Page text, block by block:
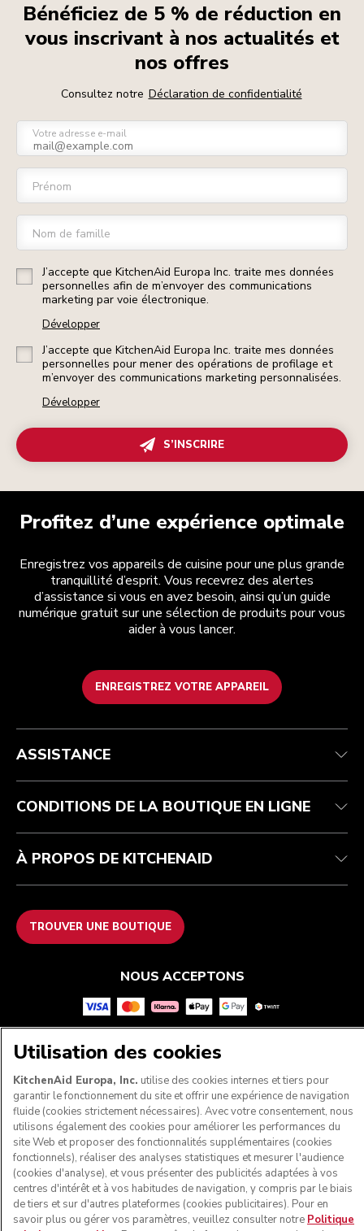
Bénéficiez de 5 % de réduction en
vous inscrivant à nos actualités et
nos offres
Consultez notre Déclaration de confidentialité
Votre adresse e-mail
Prénom
Nom de famille
J’accepte que KitchenAid Europa Inc. traite mes données
personnelles afin de m’envoyer des communications
marketing par voie électronique.
Développer
J’accepte que KitchenAid Europa Inc. traite mes données
personnelles pour mener des opérations de profilage et
m’envoyer des communications marketing personnalisées.
Développer
S’INSCRIRE
Profitez d’une expérience optimale
Enregistrez vos appareils de cuisine pour une plus grande
tranquillité d’esprit. Vous recevrez des alertes
d’assistance si vous en avez besoin, ainsi qu’un guide
numérique gratuit sur une sélection de produits pour vous
aider à vous lancer.
ENREGISTREZ VOTRE APPAREIL
Service après-vente
Garantie et documents
Contactez-nous
Conditions générales de vente
Retours et remboursements
Imprint
ODR
La marque
Trouver une boutique
ASSISTANCE
CONDITIONS DE LA BOUTIQUE EN LIGNE
À PROPOS DE KITCHENAID
TROUVER UNE BOUTIQUE
NOUS ACCEPTONS
SUIVEZ-NOUS
Utilisation des cookies
KitchenAid Europa, Inc. utilise des cookies internes et tiers pour
garantir le fonctionnement du site et offrir une expérience de navigation
fluide (cookies strictement nécessaires). Avec votre consentement, nous
utilisons également des cookies pour améliorer les performances du
site Web et proposer des fonctionnalités supplémentaires (cookies
fonctionnels), réaliser des analyses statistiques et mesurer l'audience
(cookies d'analyse), et vous présenter des publicités adaptées à vos
centres d'intérêt et à vos habitudes de navigation, y compris par le biais
de tiers et sur d'autres plateformes (cookies publicitaires). Pour en
savoir plus ou gérer vos paramètres, veuillez consulter notre Politique